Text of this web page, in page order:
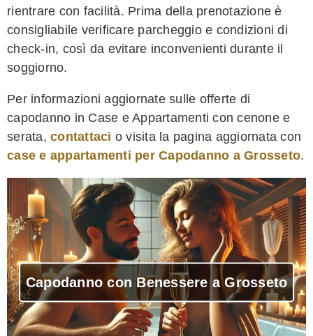
rientrare con facilità. Prima della prenotazione è
consigliabile verificare parcheggio e condizioni di
check-in, così da evitare inconvenienti durante il
soggiorno.
Per informazioni aggiornate sulle offerte di
capodanno in Case e Appartamenti con cenone e
serata, contattaci o visita la pagina aggiornata con
case e appartamenti per Capodanno a Grosseto.
Capodanno con Benessere a Grosseto